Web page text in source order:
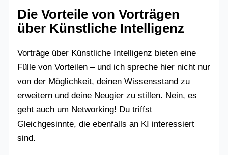
Die Vorteile von Vorträgen
über Künstliche Intelligenz
Vorträge über Künstliche Intelligenz bieten eine
Fülle von Vorteilen – und ich spreche hier nicht nur
von der Möglichkeit, deinen Wissensstand zu
erweitern und deine Neugier zu stillen. Nein, es
geht auch um Networking! Du triffst
Gleichgesinnte, die ebenfalls an KI interessiert
sind.